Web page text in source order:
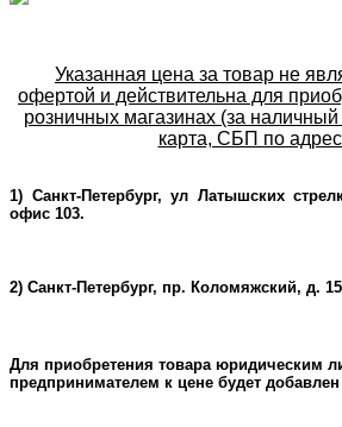
Указанная цена за товар не
офертой и действительна для
розничных магазинах (за наличный
карта, СБП по
1) Санкт-Петербург, ул Латышских
офис 103.
2) Санкт-Петербург, пр. Коломяжский, д.
Для приобретения товара юридическим
предпринимателем к цене будет